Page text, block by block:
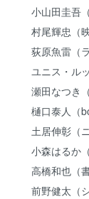
小山田圭吾
村尾輝忠（
荻原魚雷（
ユニス・ル
瀬田なつき
樋口泰人（
土居伸彰（
小森はるか
高橋和也（
前野健太（